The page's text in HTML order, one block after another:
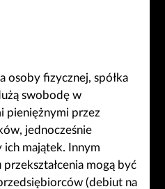
osoby fizycznej, spółka
swobodę w
pieniężnymi przez
jednocześnie
ich majątek. Innym
mogą być
(debiut na